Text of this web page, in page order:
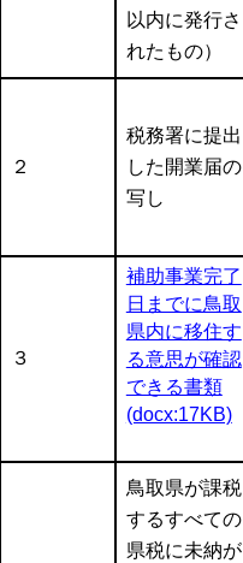
以内に発行さ
れたもの）
２
税務署に提出
した開業届の
写し
３
補助事業完了
日までに鳥取
県内に移住す
る意思が確認
できる書類
(docx:17KB)
鳥取県が課税
するすべての
県税に未納が